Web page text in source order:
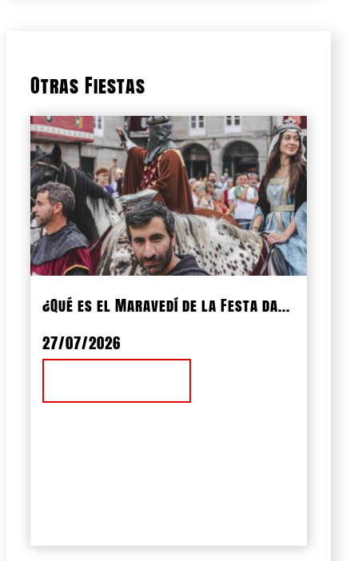
Otras Fiestas
¿Qué es el Maravedí de la Festa da...
27/07/2026